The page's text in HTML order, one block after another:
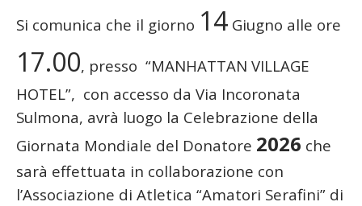
Si comunica che il giorno 14 Giugno alle ore
17.00, presso “MANHATTAN VILLAGE
HOTEL”, con accesso da Via Incoronata
Sulmona, avrà luogo la Celebrazione della
Giornata Mondiale del Donatore 2026 che
sarà effettuata in collaborazione con
l’Associazione di Atletica “Amatori Serafini” di